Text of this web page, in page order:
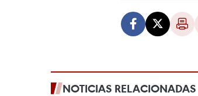
NOTICIAS RELACIONADAS